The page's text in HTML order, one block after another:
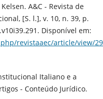
A&C - Revista de
[S. l.], v. 10, n. 39, p.
Disponível em:
revistaaec/article/view/
Italiano e a
- Conteúdo Jurídico.